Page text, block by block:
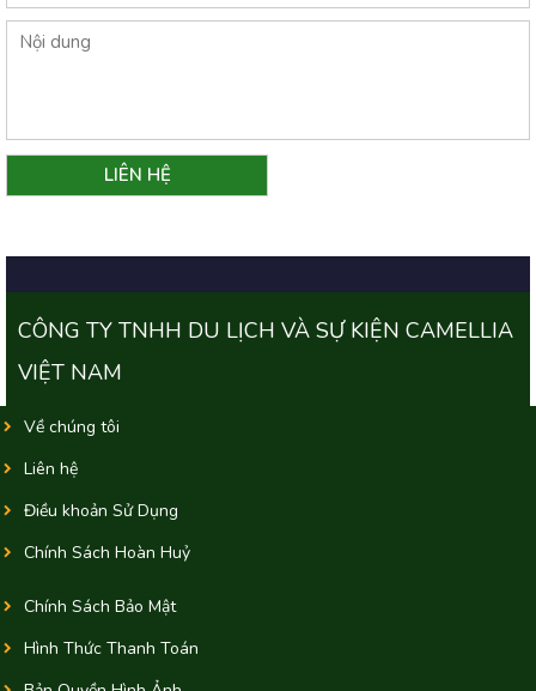
CÔNG TY TNHH DU LỊCH VÀ SỰ KIỆN CAMELLIA
VIỆT NAM
Về chúng tôi
Liên hệ
Điều khoản Sử Dụng
Chính Sách Hoàn Huỷ
Chính Sách Bảo Mật
Hình Thức Thanh Toán